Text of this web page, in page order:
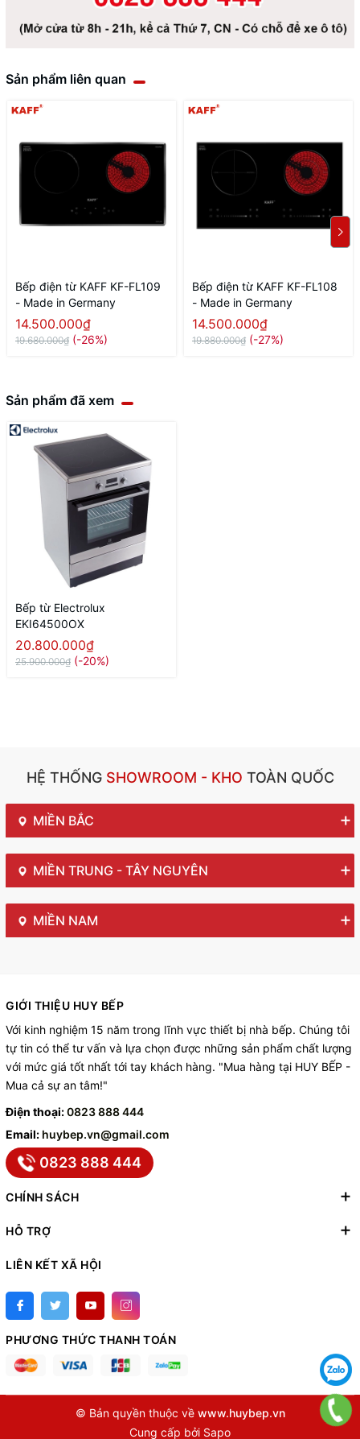
Sản phẩm liên quan
Bếp điện từ KAFF KF-FL109
- Made in Germany
14.500.000₫
19.680.000₫ (-26%)
Bếp điện từ KAFF KF-FL108
- Made in Germany
14.500.000₫
19.880.000₫ (-27%)
Sản phẩm đã xem
Bếp từ Electrolux
EKI64500OX
20.800.000₫
25.900.000₫ (-20%)
HỆ THỐNGSHOWROOM - KHO TOÀN QUỐC
MIỀN BẮC
MIỀN TRUNG - TÂY NGUYÊN
MIỀN NAM
GIỚI THIỆU HUY BẾP
Với kinh nghiệm 15 năm trong lĩnh vực thiết bị nhà bếp. Chúng tôi
tự tin có thể tư vấn và lựa chọn được những sản phẩm chất lượng
với mức giá tốt nhất tới tay khách hàng. "Mua hàng tại HUY BẾP -
Mua cả sự an tâm!"
Điện thoại:0823 888 444
Email: huybep.vn@gmail.com
0823 888 444
CHÍNH SÁCH
HỖ TRỢ
LIÊN KẾT XÃ HỘI
PHƯƠNG THỨC THANH TOÁN
© Bản quyền thuộc về www.huybep.vn
Cung cấp bởi Sapo